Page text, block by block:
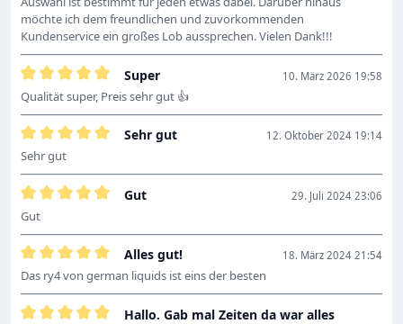
möchte ich dem freundlichen und zuvorkommenden
Kundenservice ein großes Lob aussprechen. Vielen Dank!!!
10. März 2026 19:58
Bewertung mit 5 von 5 Sternen
Super
Qualität super, Preis sehr gut 👍
12. Oktober 2024 19:14
Bewertung mit 5 von 5 Sternen
Sehr gut
Sehr gut
29. Juli 2024 23:06
Bewertung mit 5 von 5 Sternen
Gut
Gut
18. März 2024 21:54
Bewertung mit 5 von 5 Sternen
Alles gut!
Das ry4 von german liquids ist eins der besten
Hallo. Gab mal Zeiten da war alles